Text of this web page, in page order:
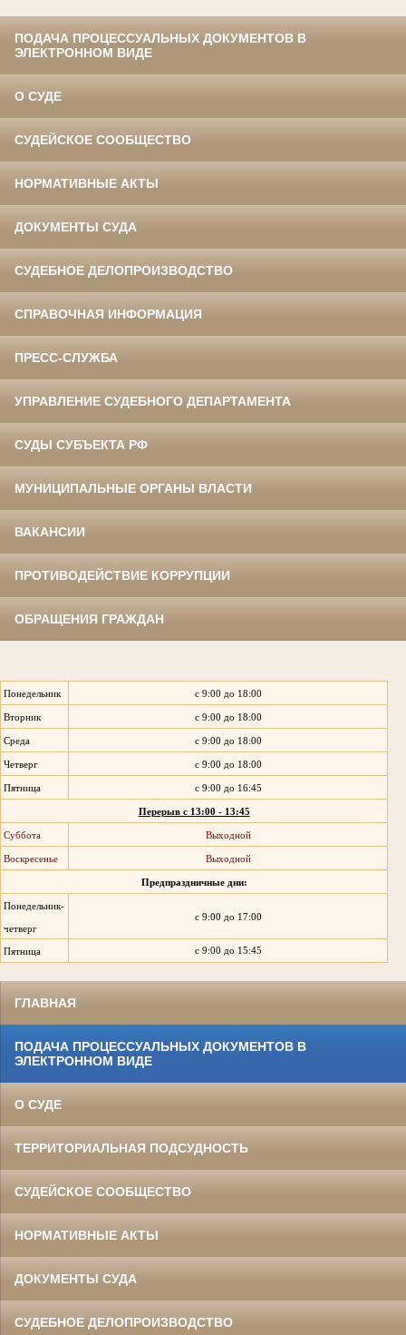
ПОДАЧА ПРОЦЕССУАЛЬНЫХ ДОКУМЕНТОВ В
ЭЛЕКТРОННОМ ВИДЕ
О СУДЕ
СУДЕЙСКОЕ СООБЩЕСТВО
НОРМАТИВНЫЕ АКТЫ
ДОКУМЕНТЫ СУДА
СУДЕБНОЕ ДЕЛОПРОИЗВОДСТВО
СПРАВОЧНАЯ ИНФОРМАЦИЯ
ПРЕСС-СЛУЖБА
УПРАВЛЕНИЕ СУДЕБНОГО ДЕПАРТАМЕНТА
СУДЫ СУБЪЕКТА РФ
МУНИЦИПАЛЬНЫЕ ОРГАНЫ ВЛАСТИ
ВАКАНСИИ
ПРОТИВОДЕЙСТВИЕ КОРРУПЦИИ
ОБРАЩЕНИЯ ГРАЖДАН
Понедельник с 9:00 до 18:00
Вторник с 9:00 до 18:00
Среда с 9:00 до 18:00
Четверг с 9:00 до 18:00
Пятница с 9:00 до 16:45
Перерыв с 13:00 - 13:45
Суббота Выходной
Воскресенье Выходной
Предпраздничные дни:
Понедельник-
четверг
с 9:00 до 17:00
Пятница с 9:00 до 15:45
ГЛАВНАЯ
ПОДАЧА ПРОЦЕССУАЛЬНЫХ ДОКУМЕНТОВ В
ЭЛЕКТРОННОМ ВИДЕ
О СУДЕ
ТЕРРИТОРИАЛЬНАЯ ПОДСУДНОСТЬ
СУДЕЙСКОЕ СООБЩЕСТВО
НОРМАТИВНЫЕ АКТЫ
ДОКУМЕНТЫ СУДА
СУДЕБНОЕ ДЕЛОПРОИЗВОДСТВО